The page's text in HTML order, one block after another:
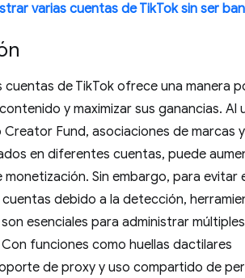
varias cuentas de TikTok sin ser
cuentas de TikTok ofrece una manera
y maximizar sus ganancias. Al
Fund, asociaciones de marcas y
en diferentes cuentas, puede
Sin embargo, para evitar
debido a la detección,
esenciales para administrar
funciones como huellas dactilares
de proxy y uso compartido de